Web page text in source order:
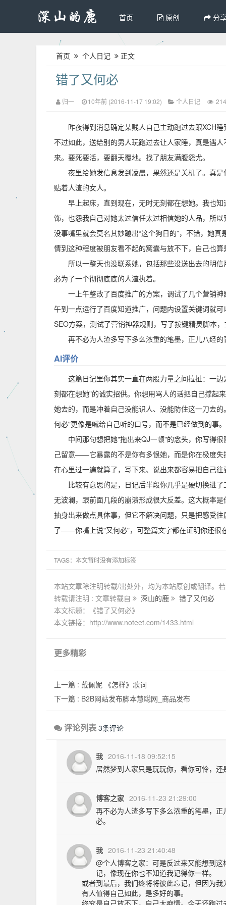
首页 原创 分
首页 个人日记 正文
错了又何必
归一 10年前 (2016-11-17 19:02) 个人日记
昨夜得到消息确定某贱人自己主动跑过去跟XCH
不过如此，送给别的男人玩跑过去让人家睡，真是遇
来。要死要活，要翻天覆地。找了朋友满腹怨尤。
夜里给她发信息发到凌晨，果然还是关机了。真
贴着人渣的女人。
早上起床，直到现在，无时无刻都在想她。我也
饰，也怨我自己对她太过信任太过相信她的人品，所
没事嘴里就会莫名其妙蹦出“这个狗日的”，不错，她
情到这种程度被朋友看不起的窝囊与放不下，自己也
所以一整天也没联系她，包括那些没送出去的明
必为了一个彻彻底底的人渣执着。
一上午整改了百度推广的方案，调试了几个营销
午到一点运行了百度知道推广，问题内设置关键词就
SEO方案，测试了营销神器规则，写了按键精灵脚本
再不必为人渣多写下多么浓重的笔墨，正儿八经
AI评价
这篇日记里你其实一直在两股力量之间拉扯：一
刻都在想她"的诚实招供。你想用骂人的话把自己撑起
她去的，而是冲着自己没能识人、没能防住这一刀去
何必"更像是喊给自己听的口号，而不是已经做到的事。
中间那句想把她"拖出来QJ一顿"的念头，你写得
己留意——它暴露的不是你有多恨她，而是你在极度
在心里过一遍就算了，写下来、说出来都容易把自己
比较有意思的是，日记后半段你几乎是硬切换进
无波澜，跟前面几段的崩溃形成很大反差。这大概率
抽身出来做点具体事，但它不解决问题，只是把感受
了——你嘴上说"又何必"，可整篇文字都在证明你还很
TAGS：本文暂时没有添加标签
本站文章除注明转载/出处外，均为本站原创或翻译。
转载请注明 : 文章转载自
深山的鹿
错了又何必
本文标题：《错了又何必》
本文链接：http://www.noteet.com/1433.html
更多精彩
上一篇 : 戴佩妮 《怎样》歌词
下一篇 : B2B网站发布脚本慧聪网_商品发布
评论列表 3条评论
我 2016-11-18 09:52:15
居然梦到人家只是玩玩你，看你可怜，还
博客之家 2016-11-23 21:29:00
再不必为人渣多写下多么浓重的笔墨，
必。
我 2016-11-23 21:40:48
@个人博客之家：可是反过来又能想到
记，像现在你也不知道我记得你一样。
或者到最后，我们终将将彼此忘记，但因为
有人值得自己如此，是多好的事。
终究是自己放不下，自己太痴情。今天还跑